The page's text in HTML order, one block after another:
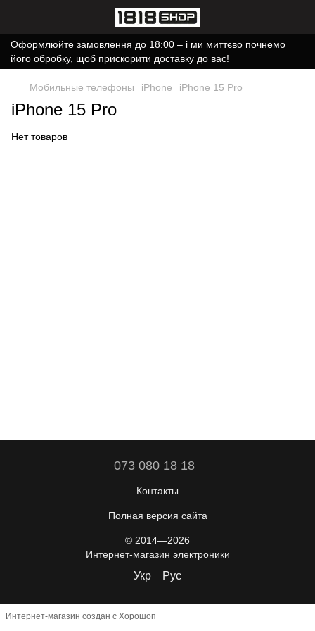
Оформлюйте замовлення до 18:00 – і ми миттєво почнемо
його обробку, щоб прискорити доставку до вас!
Мобильные телефоны iPhone iPhone 15 Pro
iPhone 15 Pro
Нет товаров
073 080 18 18
Контакты
Полная версия сайта
© 2014—2026
Интернет-магазин электроники
Укр Рус
Интернет-магазин создан с Хорошоп